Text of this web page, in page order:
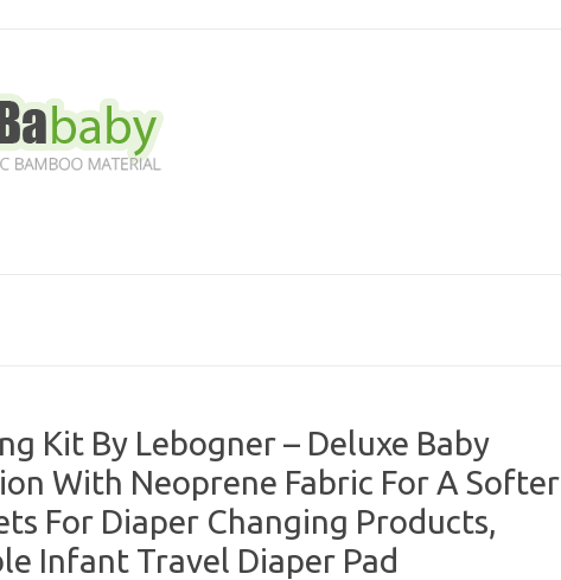
Kit By Lebogner – Deluxe Baby
With Neoprene Fabric For A Softer
For Diaper Changing Products,
Infant Travel Diaper Pad